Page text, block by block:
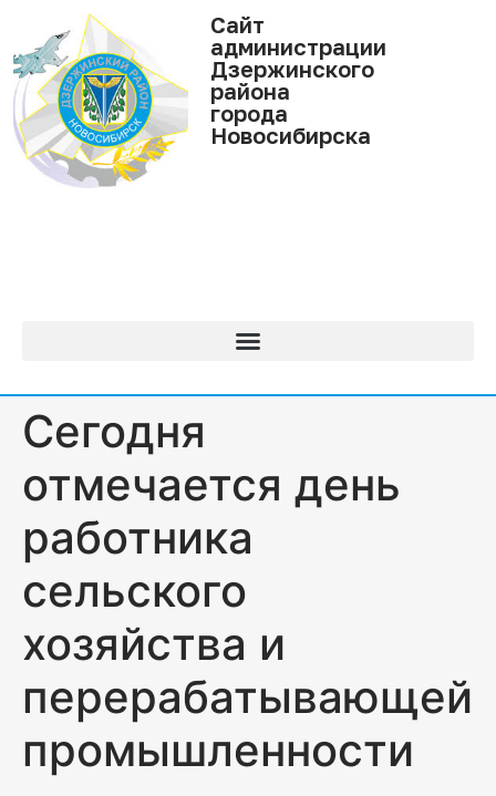
Cайт
администрации
Дзержинского
района
города
Новосибирска
Сегодня
отмечается день
работника
сельского
хозяйства и
перерабатывающей
промышленности